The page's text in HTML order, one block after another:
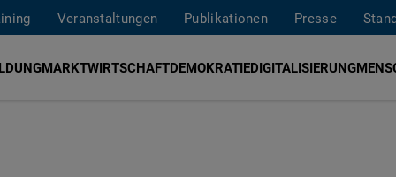
Veranstaltungen Publikationen Presse
MARKTWIRTSCHAFTDEMOKRATIEDIGITALISIERUNG